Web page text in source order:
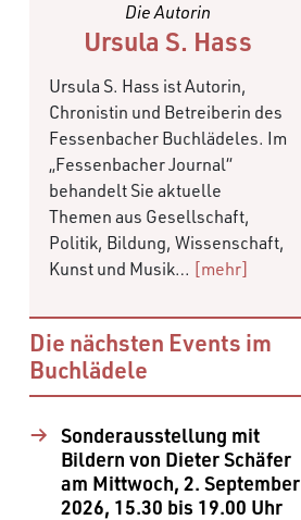
Die Autorin
Ursula S. Hass
Ursula S. Hass ist Autorin,
Chronistin und Betreiberin des
Fessenbacher Buchlädeles. Im
„Fessenbacher Journal“
behandelt Sie aktuelle
Themen aus Gesellschaft,
Politik, Bildung, Wissenschaft,
Kunst und Musik… [mehr]
Die nächsten Events im
Buchlädele
Sonderausstellung mit
Bildern von Dieter Schäfer
am Mittwoch, 2. September
2026, 15.30 bis 19.00 Uhr